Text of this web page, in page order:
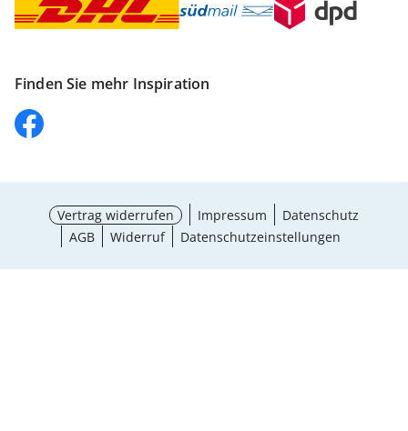
Finden Sie mehr Inspiration
Vertrag widerrufen Impressum
Datenschutz
AGB
Widerruf Datenschutzeinstellungen